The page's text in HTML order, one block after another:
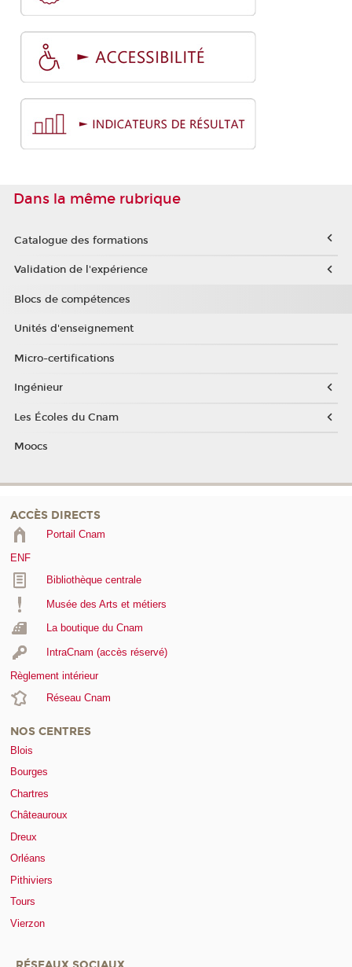
Dans la même rubrique
Catalogue des formations
Validation de l'expérience
Blocs de compétences
Unités d'enseignement
Micro-certifications
Ingénieur
Les Écoles du Cnam
Moocs
ACCÈS DIRECTS
Portail Cnam
ENF
Bibliothèque centrale
Musée des Arts et métiers
La boutique du Cnam
IntraCnam (accès réservé)
Règlement intérieur
Réseau Cnam
NOS CENTRES
Blois
Bourges
Chartres
Châteauroux
Dreux
Orléans
Pithiviers
Tours
Vierzon